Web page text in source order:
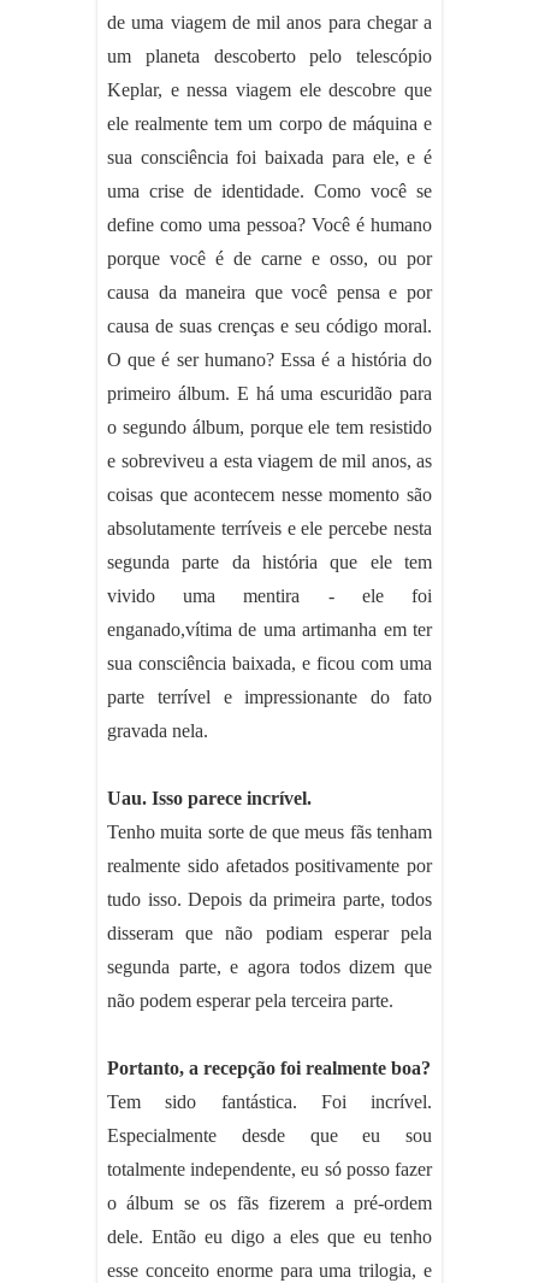
de uma viagem de mil anos para chegar a
um planeta descoberto pelo telescópio
Keplar, e nessa viagem ele descobre que
ele realmente tem um corpo de máquina e
sua consciência foi baixada para ele, e é
uma crise de identidade. Como você se
define como uma pessoa? Você é humano
porque você é de carne e osso, ou por
causa da maneira que você pensa e por
causa de suas crenças e seu código moral.
O que é ser humano? Essa é a história do
primeiro álbum. E há uma escuridão para
o segundo álbum, porque ele tem resistido
e sobreviveu a esta viagem de mil anos, as
coisas que acontecem nesse momento são
absolutamente terríveis e ele percebe nesta
segunda parte da história que ele tem
vivido uma mentira - ele foi
enganado,vítima de uma artimanha em ter
sua consciência baixada, e ficou com uma
parte terrível e impressionante do fato
gravada nela.
Uau. Isso parece incrível.
Tenho muita sorte de que meus fãs tenham
realmente sido afetados positivamente por
tudo isso. Depois da primeira parte, todos
disseram que não podiam esperar pela
segunda parte, e agora todos dizem que
não podem esperar pela terceira parte.
Portanto, a recepção foi realmente boa?
Tem sido fantástica. Foi incrível.
Especialmente desde que eu sou
totalmente independente, eu só posso fazer
o álbum se os fãs fizerem a pré-ordem
dele. Então eu digo a eles que eu tenho
esse conceito enorme para uma trilogia, e